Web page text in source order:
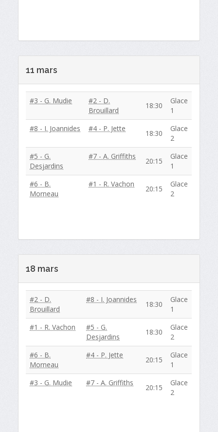
11 mars
#3 - G. Mudie
#2 - D.
Brouillard
18:30
Glace
1
#8 - I. Joannides
#4 - P. Jette
18:30
Glace
2
#5 - G.
Desjardins
#7 - A. Griffiths
20:15
Glace
1
#6 - B.
Morneau
#1 - R. Vachon
20:15
Glace
2
18 mars
#2 - D.
Brouillard
#8 - I. Joannides
18:30
Glace
1
#1 - R. Vachon
#5 - G.
Desjardins
18:30
Glace
2
#6 - B.
Morneau
#4 - P. Jette
20:15
Glace
1
#3 - G. Mudie
#7 - A. Griffiths
20:15
Glace
2